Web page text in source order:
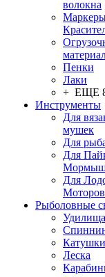
волокна
Пенки
Лаки
+ ЕЩЕ
Инструменты
Для
мушек
Для
Для
Для
Моторов
Рыболовные
Удилища
Катушки
Леска